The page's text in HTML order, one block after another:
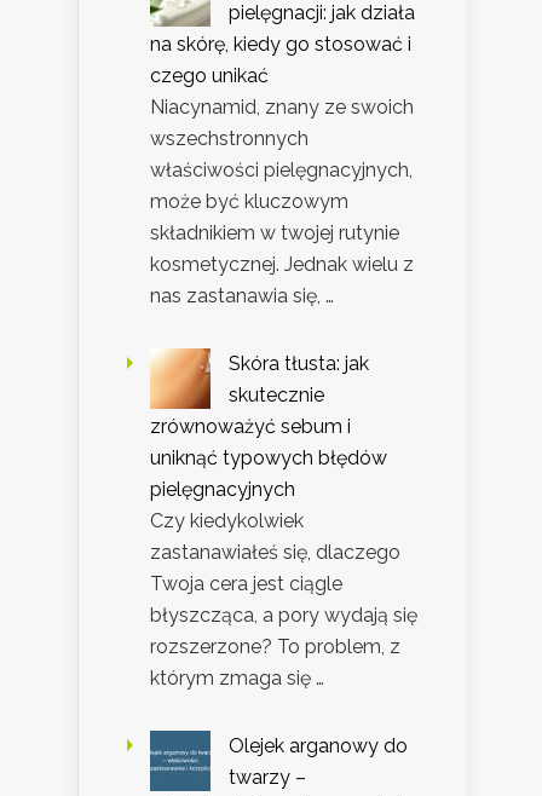
pielęgnacji: jak działa
na skórę, kiedy go stosować i
czego unikać
Niacynamid, znany ze swoich
wszechstronnych
właściwości pielęgnacyjnych,
może być kluczowym
składnikiem w twojej rutynie
kosmetycznej. Jednak wielu z
nas zastanawia się, …
Skóra tłusta: jak
skutecznie
zrównoważyć sebum i
uniknąć typowych błędów
pielęgnacyjnych
Czy kiedykolwiek
zastanawiałeś się, dlaczego
Twoja cera jest ciągle
błyszcząca, a pory wydają się
rozszerzone? To problem, z
którym zmaga się …
Olejek arganowy do
twarzy –